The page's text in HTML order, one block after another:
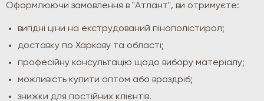
Оформлюючи замовлення в "Атлант", ви отримуєте:
вигідні ціни на екструдований пінополістирол;
доставку по Харкову та області;
професійну консультацію щодо вибору матеріалу;
можливість купити оптом або вроздріб;
знижки для постійних клієнтів.